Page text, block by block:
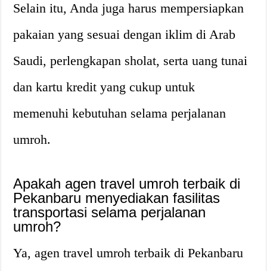
Selain itu, Anda juga harus mempersiapkan
pakaian yang sesuai dengan iklim di Arab
Saudi, perlengkapan sholat, serta uang tunai
dan kartu kredit yang cukup untuk
memenuhi kebutuhan selama perjalanan
umroh.
Apakah agen travel umroh terbaik di
Pekanbaru menyediakan fasilitas
transportasi selama perjalanan
umroh?
Ya, agen travel umroh terbaik di Pekanbaru